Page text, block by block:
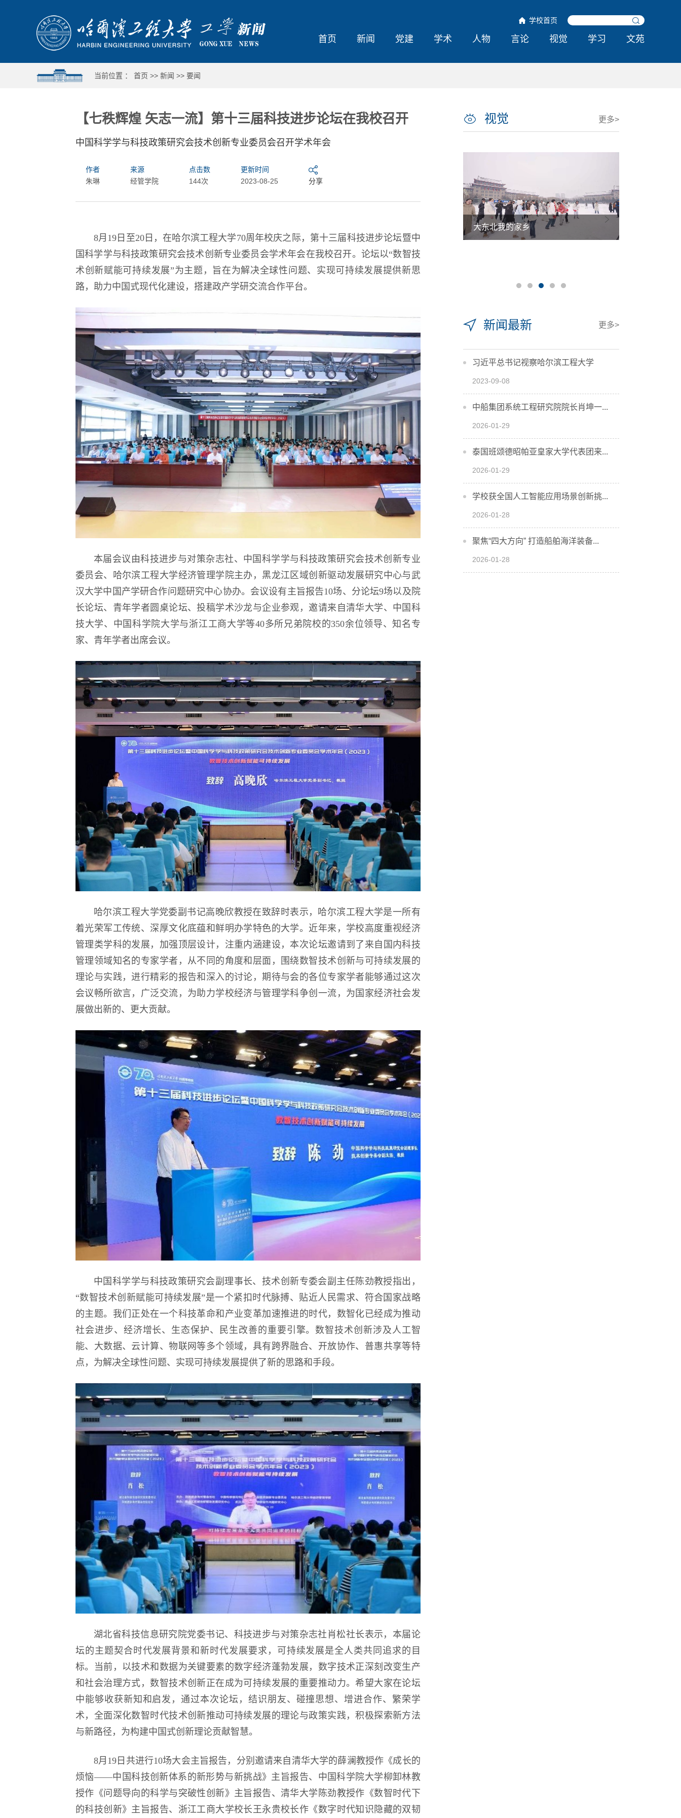
学校首页
首页 新闻 党建 学术 人物 言论 视觉 学习 文苑
当前位置 ： 首页 >> 新闻 >> 要闻
【七秩辉煌 矢志一流】第十三届科技进步论坛在我校召开
中国科学学与科技政策研究会技术创新专业委员会召开学术年会
作者
朱琳
来源
经管学院
点击数
144次
更新时间
2023-08-25
分享
8月19日至20日，在哈尔滨工程大学70周年校庆之际，第十三届科技进步论坛暨中
国科学学与科技政策研究会技术创新专业委员会学术年会在我校召开。论坛以“数智技
术创新赋能可持续发展”为主题，旨在为解决全球性问题、实现可持续发展提供新思
路，助力中国式现代化建设，搭建政产学研交流合作平台。
本届会议由科技进步与对策杂志社、中国科学学与科技政策研究会技术创新专业
委员会、哈尔滨工程大学经济管理学院主办，黑龙江区域创新驱动发展研究中心与武
汉大学中国产学研合作问题研究中心协办。会议设有主旨报告10场、分论坛9场以及院
长论坛、青年学者圆桌论坛、投稿学术沙龙与企业参观，邀请来自清华大学、中国科
技大学、中国科学院大学与浙江工商大学等40多所兄弟院校的350余位领导、知名专
家、青年学者出席会议。
哈尔滨工程大学党委副书记高晚欣教授在致辞时表示，哈尔滨工程大学是一所有
着光荣军工传统、深厚文化底蕴和鲜明办学特色的大学。近年来，学校高度重视经济
管理类学科的发展，加强顶层设计，注重内涵建设，本次论坛邀请到了来自国内科技
管理领域知名的专家学者，从不同的角度和层面，围绕数智技术创新与可持续发展的
理论与实践，进行精彩的报告和深入的讨论，期待与会的各位专家学者能够通过这次
会议畅所欲言，广泛交流，为助力学校经济与管理学科争创一流，为国家经济社会发
展做出新的、更大贡献。
中国科学学与科技政策研究会副理事长、技术创新专委会副主任陈劲教授指出，
“数智技术创新赋能可持续发展”是一个紧扣时代脉搏、贴近人民需求、符合国家战略
的主题。我们正处在一个科技革命和产业变革加速推进的时代，数智化已经成为推动
社会进步、经济增长、生态保护、民生改善的重要引擎。数智技术创新涉及人工智
能、大数据、云计算、物联网等多个领域，具有跨界融合、开放协作、普惠共享等特
点，为解决全球性问题、实现可持续发展提供了新的思路和手段。
湖北省科技信息研究院党委书记、科技进步与对策杂志社肖松社长表示，本届论
坛的主题契合时代发展背景和新时代发展要求，可持续发展是全人类共同追求的目
标。当前，以技术和数据为关键要素的数字经济蓬勃发展，数字技术正深刻改变生产
和社会治理方式，数智技术创新正在成为可持续发展的重要推动力。希望大家在论坛
中能够收获新知和启发，通过本次论坛，结识朋友、碰撞思想、增进合作、繁荣学
术，全面深化数智时代技术创新推动可持续发展的理论与政策实践，积极探索新方法
与新路径，为构建中国式创新理论贡献智慧。
8月19日共进行10场大会主旨报告，分别邀请来自清华大学的薛澜教授作《成长的
烦恼——中国科技创新体系的新形势与新挑战》主旨报告、中国科学院大学柳卸林教
授作《问题导向的科学与突破性创新》主旨报告、清华大学陈劲教授作《数智时代下
的科技创新》主旨报告、浙江工商大学校长王永贵校长作《数字时代知识隐藏的双韧
视觉 更多>
第18届国际大学生雪雕大赛
热雪铸舰向深蓝 青春共绘强国卷
新闻最新 更多>
习近平总书记视察哈尔滨工程大学
2023-09-08
中船集团系统工程研究院院长肖坤一...
2026-01-29
泰国班颂德昭帕亚皇家大学代表团来...
2026-01-29
学校获全国人工智能应用场景创新挑...
2026-01-28
聚焦“四大方向” 打造船舶海洋装备...
2026-01-28